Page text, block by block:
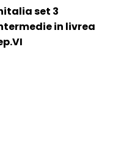
set 3
in livrea